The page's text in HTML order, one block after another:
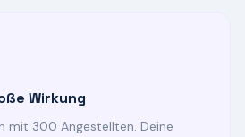
Wirkung
mit 300 Angestellten. Deine